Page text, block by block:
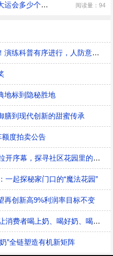
成都大运会举办时间地点成都大运会多少个比赛大项 阅读量：94
今天，上海全市防空警报试鸣！演练科普有序进行，人防意识“声入人心”
地标到隐秘胜地
膳到现代创新的甜蜜传承
额度拍卖公告
2025世界城市日社会系列活动拉开序幕，探寻社区花园里的智慧应用
一起探秘家门口的“魔法花园”
再创新高9%利润率目标不变
蒙牛2025年半年报：创新求变让消费者喝上奶、喝好奶、喝对奶
”全链塑造有机新矩阵